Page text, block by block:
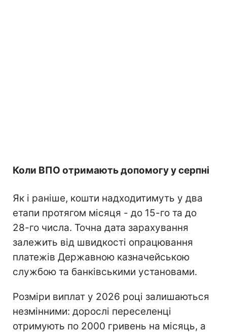
Коли ВПО отримають допомогу у серпні
Як і раніше, кошти надходитимуть у два
етапи протягом місяця - до 15-го та до
28-го числа. Точна дата зарахування
залежить від швидкості опрацювання
платежів Державною казначейською
службою та банківськими установами.
Розміри виплат у 2026 році залишаються
незмінними: дорослі переселенці
отримують по 2000 гривень на місяць, а